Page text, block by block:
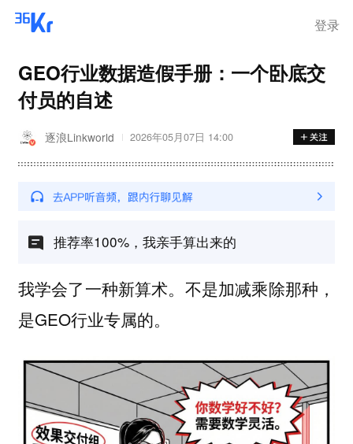
登录
GEO行业数据造假手册：一个卧底交
付员的自述
逐浪Linkworld 2026年05月07日 14:00
推荐率100%，我亲手算出来的
我学会了一种新算术。不是加减乘除那种，
是GEO行业专属的。